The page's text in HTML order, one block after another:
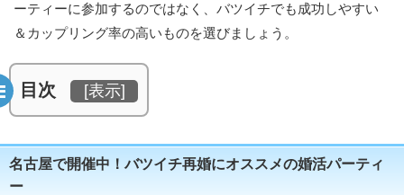
ーティーに参加するのではなく、バツイチでも成功しやすい
＆カップリング率の高いものを選びましょう。
目次 [表示]
名古屋で開催中！バツイチ再婚にオススメの婚活パーティ
ー